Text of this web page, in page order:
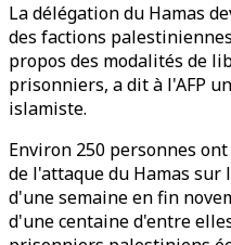
La délégation du Hamas
des factions
propos des modalités de
prisonniers, a dit à l'AFP
islamiste.
Environ 250 personnes
de l'attaque du Hamas
d'une semaine en fin
d'une centaine d'entre